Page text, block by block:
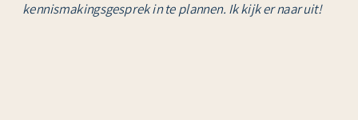
kennismakingsgesprek in te plannen. Ik kijk er naar uit!